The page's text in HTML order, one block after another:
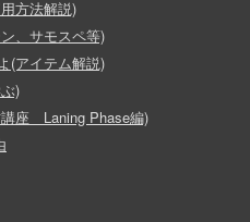
方法解説)
、サモスペ等)
(アイテム解説)
)
講座 Laning Phase編)